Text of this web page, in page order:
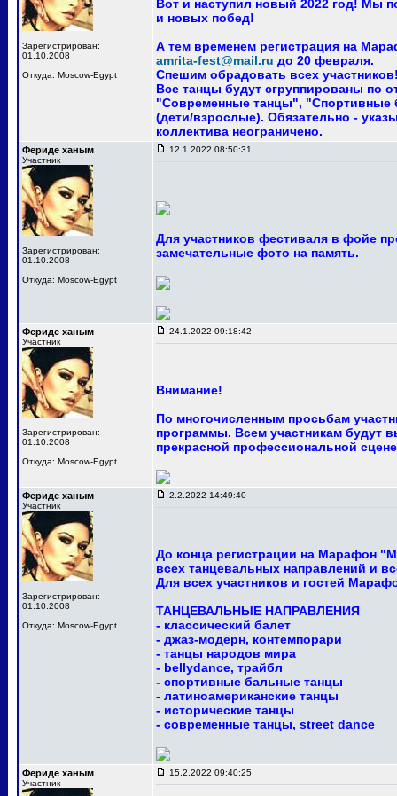
Зарегистрирован:
01.10.2008
Откуда: Moscow-Egypt
Вот и наступил новый 2022 год! Мы
и новых побед!
А тем временем регистрация на
amrita-fest@mail.ru до 20 февраля.
Спешим обрадовать всех
Все танцы будут сгруппированы по
"Современные танцы", "Спортивные
(дети/взрослые). Обязательно -
коллектива неограничено.
Фериде ханым
Участник
Зарегистрирован:
01.10.2008
Откуда: Moscow-Egypt
12.1.2022 08:50:31
Для участников фестиваля в фойе
замечательные фото на память.
Фериде ханым
Участник
Зарегистрирован:
01.10.2008
Откуда: Moscow-Egypt
24.1.2022 09:18:42
Внимание!
По многочисленным просьбам
программы. Всем участникам будут
прекрасной профессиональной
Фериде ханым
Участник
Зарегистрирован:
01.10.2008
Откуда: Moscow-Egypt
2.2.2022 14:49:40
До конца регистрации на Марафон
всех танцевальных направлений и
Для всех участников и гостей
ТАНЦЕВАЛЬНЫЕ НАПРАВЛЕНИЯ
- классический балет
- джаз-модерн, контемпорари
- танцы народов мира
- bellydance, трайбл
- спортивные бальные танцы
- латиноамериканские танцы
- исторические танцы
- современные танцы, street dance
Фериде ханым
Участник
15.2.2022 09:40:25